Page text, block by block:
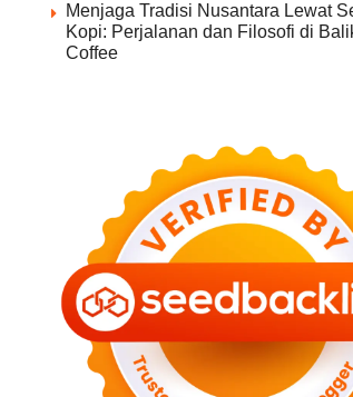
Menjaga Tradisi Nusantara Lewat
Kopi: Perjalanan dan Filosofi di
Coffee